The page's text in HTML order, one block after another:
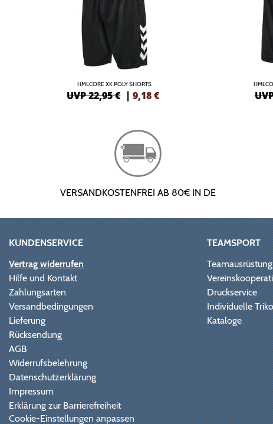
HMLCORE XK POLY SHORTS
UVP 22,95 € |9,18€
VERSANDKOSTENFREI AB 80€ IN DE
KUNDENSERVICE
Vertrag widerrufen
Hilfe und Kontakt
Zahlungsarten
Versandbedingungen
Lieferung
Rücksendung
AGB
Widerrufsbelehrung
Datenschutzerklärung
Impressum
Erklärung zur Barrierefreiheit
Cookie-Einstellungen anpassen
TEAMSPORT
Druckservice
Individuelle
Kataloge